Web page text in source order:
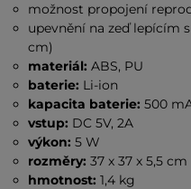
možnost propojení
upevnění na zeď lepícím
cm)
materiál:ABS, PU
baterie: Li-ion
kapacita baterie: 500
vstup: DC 5V, 2A
výkon: 5 W
rozměry:37 x 37 x 5,5 cm
hmotnost: 1,4 kg